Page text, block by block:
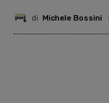
di Michele Bossini